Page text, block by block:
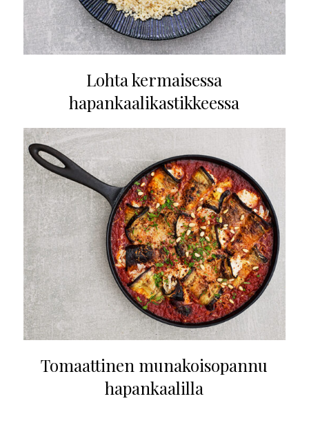
Lohta kermaisessa
hapankaalikastikkeessa
Tomaattinen munakoisopannu
hapankaalilla